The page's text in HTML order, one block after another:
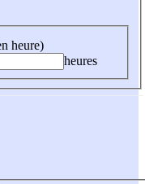
heure)
heures